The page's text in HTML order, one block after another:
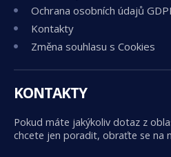
Ochrana osobních údajů
Kontakty
Změna souhlasu s Cookies
KONTAKTY
Pokud máte jakýkoliv dotaz z
chcete jen poradit, obraťte se na